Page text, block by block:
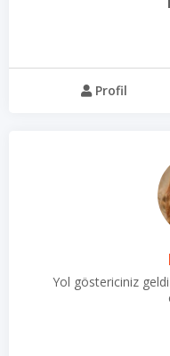
Profil
Yol göstericiniz